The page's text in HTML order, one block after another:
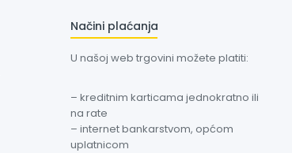
Načini plaćanja
U našoj web trgovini možete platiti:
– kreditnim karticama jednokratno ili
na rate
– internet bankarstvom, općom
uplatnicom